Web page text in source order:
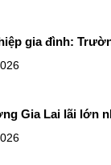
gia đình:
Gia Lai lãi lớn